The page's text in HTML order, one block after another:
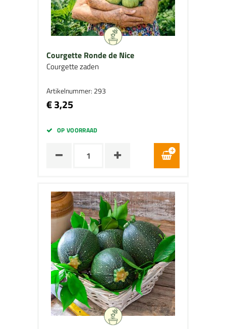
Courgette Ronde de Nice
Courgette zaden
Artikelnummer: 293
€ 3,25
OP VOORRAAD